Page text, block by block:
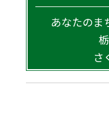
あなたのま
さ